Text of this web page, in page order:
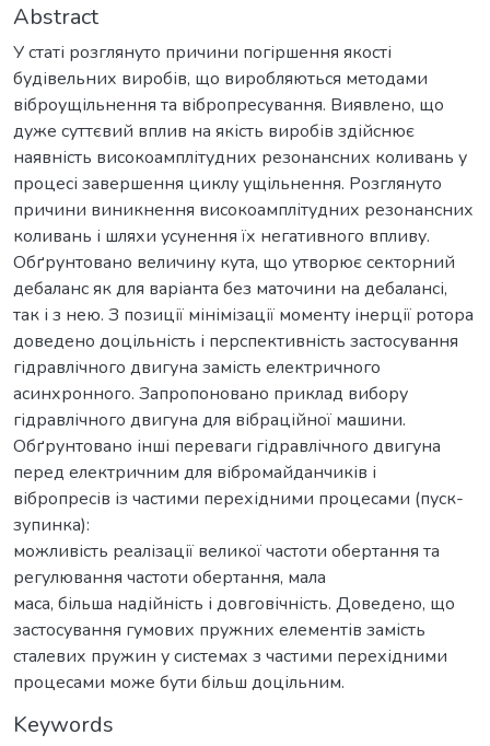
Abstract
У статі розглянуто причини погіршення якості
будівельних виробів, що виробляються методами
віброущільнення та вібропресування. Виявлено, що
дуже суттєвий вплив на якість виробів здійснює
наявність високоамплітудних резонансних коливань у
процесі завершення циклу ущільнення. Розглянуто
причини виникнення високоамплітудних резонансних
коливань і шляхи усунення їх негативного впливу.
Обґрунтовано величину кута, що утворює секторний
дебаланс як для варіанта без маточини на дебалансі,
так і з нею. З позиції мінімізації моменту інерції ротора
доведено доцільність і перспективність застосування
гідравлічного двигуна замість електричного
асинхронного. Запропоновано приклад вибору
гідравлічного двигуна для вібраційної машини.
Обґрунтовано інші переваги гідравлічного двигуна
перед електричним для вібромайданчиків і
вібропресів із частими перехідними процесами (пуск-
зупинка):
можливість реалізації великої частоти обертання та
регулювання частоти обертання, мала
маса, більша надійність і довговічність. Доведено, що
застосування гумових пружних елементів замість
сталевих пружин у системах з частими перехідними
процесами може бути більш доцільним.
Keywords